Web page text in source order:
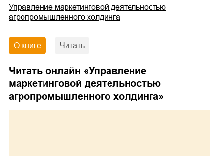
Управление маркетинговой деятельностью
агропромышленного холдинга
О книге Читать
Читать онлайн «Управление
маркетинговой деятельностью
агропромышленного холдинга»